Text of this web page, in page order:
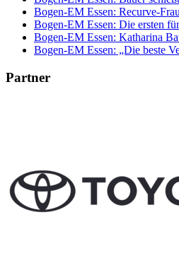
Bogen-EM Essen: Recurve-
Bogen-EM Essen: Die ersten
Bogen-EM Essen: Katharina
Bogen-EM Essen: „Die beste
Partner